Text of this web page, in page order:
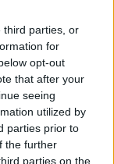
third parties, or
for
opt-out
that after your
seeing
utilized by
parties prior to
the further
parties on the
Szólj hozzá!